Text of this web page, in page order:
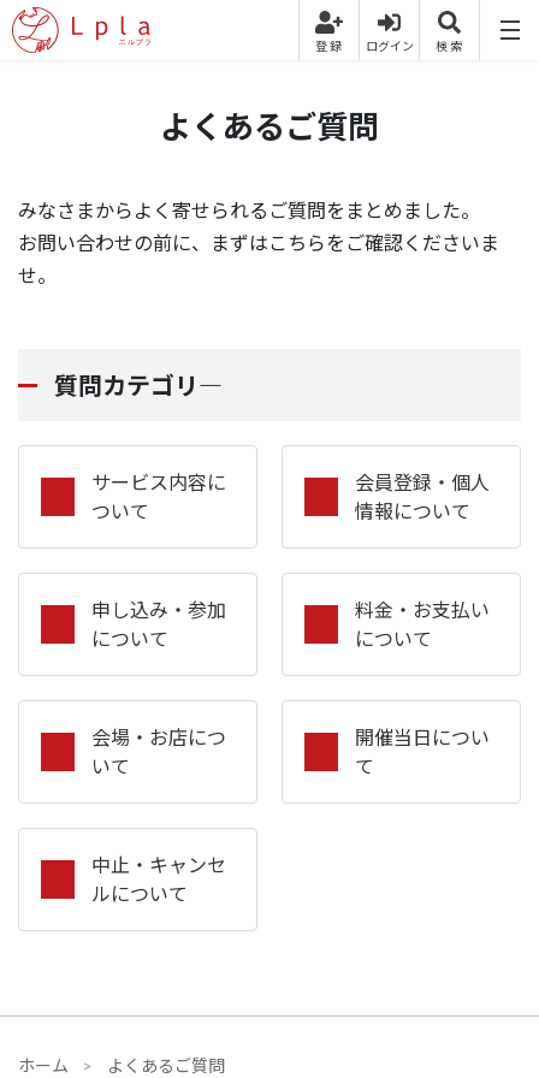
よくあるご質問
みなさまからよく寄せられるご質問をまとめました。
お問い合わせの前に、まずはこちらをご確認くださいま
せ。
質問カテゴリ―
サービス内容に
ついて
会員登録・個人
情報について
申し込み・参加
について
料金・お支払い
について
会場・お店につ
いて
開催当日につい
て
中止・キャンセ
ルについて
ホーム よくあるご質問